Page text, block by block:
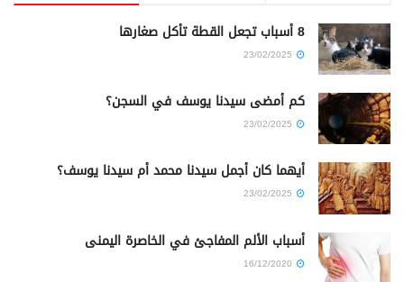
8 أسباب تجعل القطة تأكل صغارها
كم أمضى سيدنا يوسف في السجن؟
أيهما كان أجمل سيدنا محمد أم سيدنا يوسف؟
أسباب الألم المفاجئ في الخاصرة اليمنى